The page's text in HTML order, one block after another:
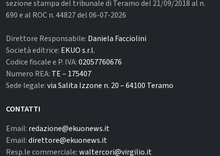
sezione stampa del tribunale di Teramo del 21/09/2018 al n.
690 e al ROC n. 44827 del 06-07-2026
Direttore Responsabile: Daniela Facciolini
Società editrice: EKUO s.r.l.
Codice fiscale e P. IVA:02057760676
Numero REA: TE – 175407
Sede legale:via Salita Izzone n. 20 – 64100 Teramo
CONTATTI
Email: redazione@ekuonews.it
Email:direttore@ekuonews.it
Resp.le commerciale:waltercori@virgilio.it